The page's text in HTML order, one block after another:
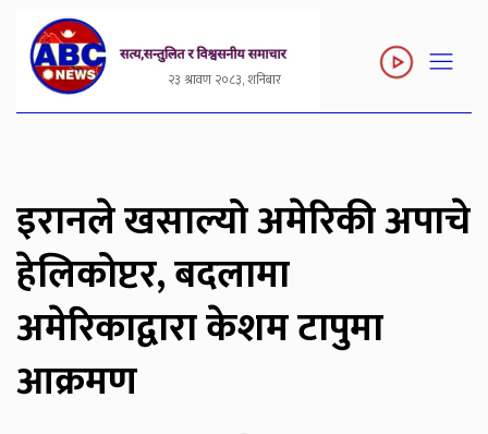
२३ श्रावण २०८३, शनिबार
इरानले खसाल्यो अमेरिकी अपाचे
हेलिकोप्टर, बदलामा
अमेरिकाद्वारा केशम टापुमा
आक्रमण